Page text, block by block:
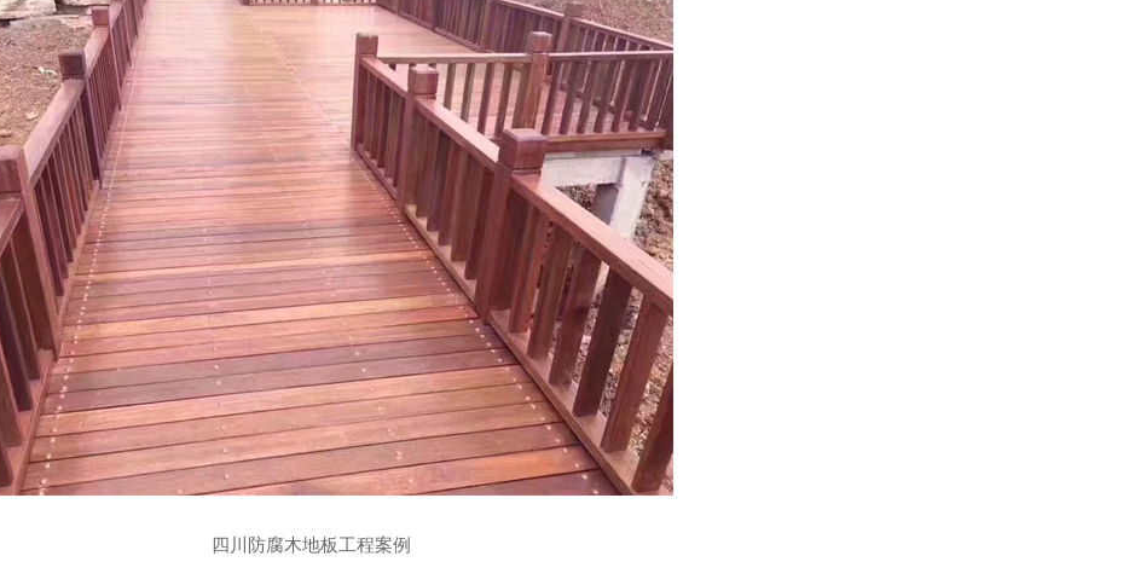
四川防腐木地板工程案例